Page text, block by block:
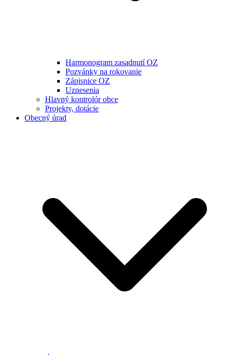
Harmonogram zasadnutí OZ
Pozvánky na rokovanie
Zápisnice OZ
Uznesenia
Hlavný kontrolór obce
Projekty, dotácie
Obecný úrad